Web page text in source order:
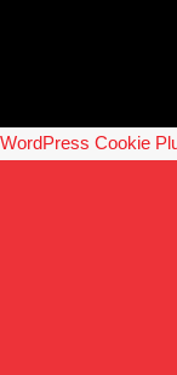
WordPress Cookie